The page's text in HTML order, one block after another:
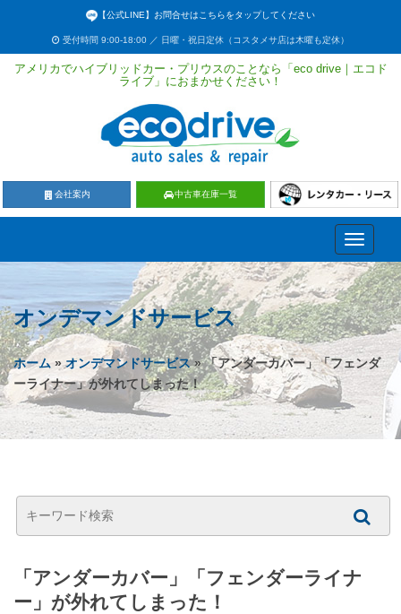
【公式LINE】お問合せはこちらをタップしてください
受付時間 9:00-18:00 ／ 日曜・祝日定休（コスタメサ店は木曜も定休）
アメリカでハイブリッドカー・プリウスのことなら「eco drive｜エコド
ライブ」におまかせください！
会社案内 中古車在庫一覧
Toggle
オンデマンドサービス
ホーム»オンデマンドサービス» 「アンダーカバー」「フェンダ
ーライナー」が外れてしまった！
「アンダーカバー」「フェンダーライナ
ー」が外れてしまった！